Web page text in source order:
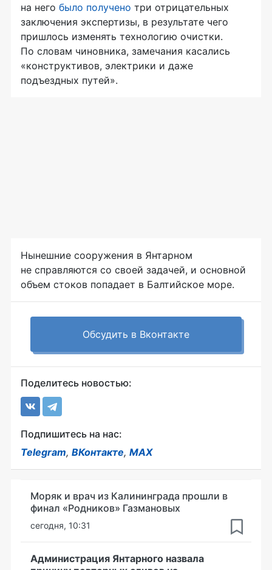
на него было получено три отрицательных
заключения экспертизы, в результате чего
пришлось изменять технологию очистки.
По словам чиновника, замечания касались
«конструктивов, электрики и даже
подъездных путей».
Нынешние сооружения в Янтарном
не справляются со своей задачей, и основной
объем стоков попадает в Балтийское море.
Обсудить в Вконтакте
Поделитесь новостью:
Подпишитесь на нас:
Telegram, ВКонтакте, MAX
Моряк и врач из Калининграда прошли в
финал «Родников» Газмановых
сегодня, 10:31
Администрация Янтарного назвала